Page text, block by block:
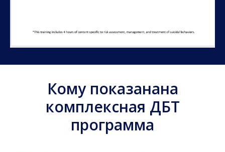
Кому показанана
комплексная ДБТ
программа